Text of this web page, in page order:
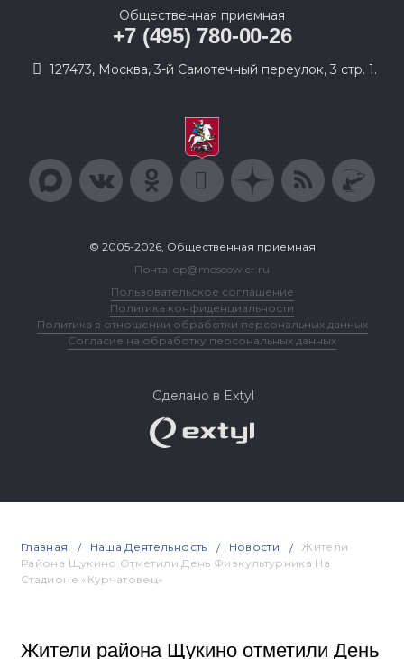
Общественная приемная
+7 (495) 780-00-26
127473, Москва, 3-й Самотечный переулок, 3 стр. 1.
© 2005-2026, Общественная приемная
Почта: op@moscow.er.ru
Пользовательское соглашение
Политика конфиденциальности
Политика в отношении обработки персональных данных
Согласие на обработку персональных данных
Сделано в Extyl
Главная Наша Деятельность Новости
Жители
Района Щукино Отметили День Физкультурника На
Стадионе «Курчатовец»
Жители района Щукино отметили День